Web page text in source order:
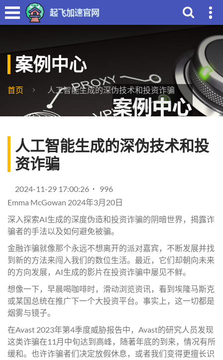
案例中心
首页 人工智能生成的深伪技术和投资诈骗
人工智能生成的深伪技术和投
资诈骗
2024-11-29 17:00:26
996
Emma McGowan 2024年3月20日
深入探索AI生成的深度伪造和投资诈骗的阴暗世界，揭露诈
骗者的手法以及如何避免被骗。
金融诈骗就像那个永远不想离开的派对嘉宾，不断发展并找
到新的方法来闯入我们的数位生活。最近，它们却朝向未来
的方向发展，AI生成的影片在投资诈骗中屡见不鲜。
想像一下，早晨喝咖啡时，滑动浏览资讯，看到埃隆马斯克
或某国总统在推广下一个大投资平台。事实上，这一切都是
烟雾与镜子。
在Avast 2023年第4季度威胁报告中，Avast的研究人员发现
这类诈骗在11月中旬达到高峰，随著年底的到来，情况有所
缓和。也许诈骗者们决定放假休息，或者我们变得更擅长识